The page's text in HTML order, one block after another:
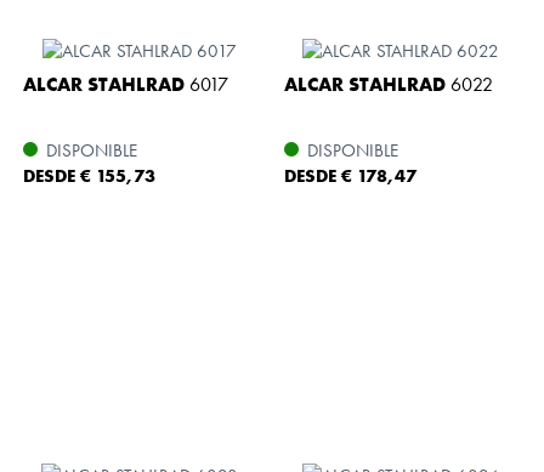
ALCAR STAHLRAD6017
DISPONIBLE
DESDE € 155,73
ALCAR STAHLRAD6022
DISPONIBLE
DESDE € 178,47